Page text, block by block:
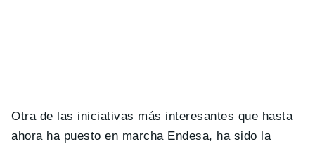
Otra de las iniciativas más interesantes que hasta
ahora ha puesto en marcha Endesa, ha sido la